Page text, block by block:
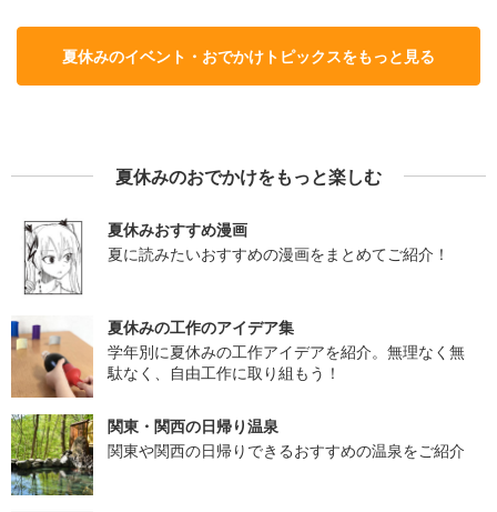
夏休みのイベント・おでかけトピックスをもっと見る
夏休みのおでかけをもっと楽しむ
夏休みおすすめ漫画
夏に読みたいおすすめの漫画をまとめてご紹介！
夏休みの工作のアイデア集
学年別に夏休みの工作アイデアを紹介。無理なく無
駄なく、自由工作に取り組もう！
関東・関西の日帰り温泉
関東や関西の日帰りできるおすすめの温泉をご紹介